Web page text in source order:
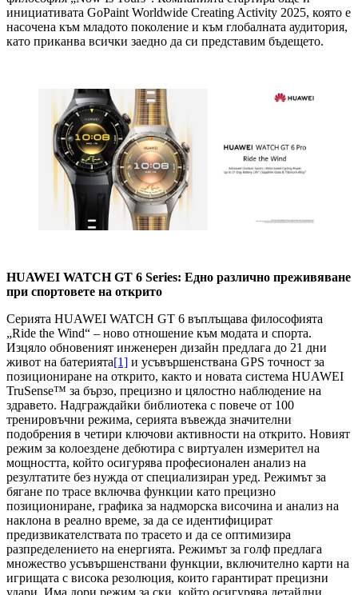
инициативата GoPaint Worldwide Creating Activity 2025, която е
насочена към младото поколение и към глобалната аудитория,
като приканва всички заедно да си представим бъдещето.
HUAWEI WATCH GT 6 Series: Едно различно преживяване
при спортовете на открито
Серията HUAWEI WATCH GT 6 въплъщава философията
„Ride the Wind“ – ново отношение към модата и спорта.
Изцяло обновеният инженерeн дизайн предлага до 21 дни
живот на батерията[1] и усъвършенствана GPS точност за
позициониране на открито, както и новата система HUAWEI
TruSense™ за бързо, прецизно и цялостно наблюдение на
здравето. Надграждайки библиотека с повече от 100
тренировъчни режима, серията въвежда значителни
подобрения в четири ключови активности на открито. Новият
режим за колоездене дебютира с виртуален измерител на
мощността, който осигурява професионален анализ на
резултатите без нужда от специализиран уред. Режимът за
бягане по трасе включва функции като прецизно
позициониране, графика за надморска височина и анализ на
наклона в реално време, за да се идентифицират
предизвикателствата по трасето и да се оптимизира
разпределението на енергията. Режимът за голф предлага
множество усъвършенствани функции, включително карти на
игрищата с висока резолюция, които гарантират прецизни
удари. Има дори режим за ски, който осигурява детайлни